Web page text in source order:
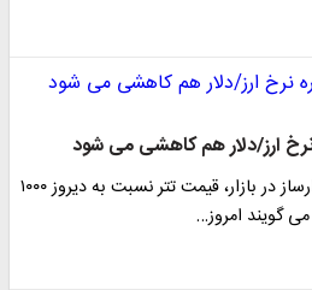
ارز/دلار هم کاهشی می شود
با توجه به حضور و مداخله بازارساز در بازار، قیمت تتر نسبت به دیروز ۱۰۰۰
گویند امروز…